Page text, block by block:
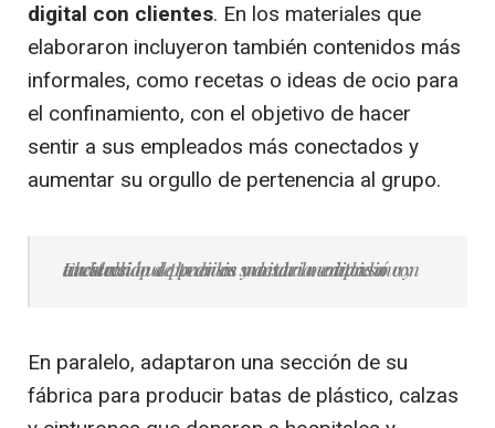
digital con clientes. En los materiales que
elaboraron incluyeron también contenidos más
informales, como recetas o ideas de ocio para
el confinamiento, con el objetivo de hacer
sentir a sus empleados más conectados y
aumentar su orgullo de pertenencia al grupo.
El estallido de la crisis sanitaria coincidió con un aluvión de pedidos y desde la empresa tuvieron que poner en marcha medidas muy audaces
En paralelo, adaptaron una sección de su
fábrica para producir batas de plástico, calzas